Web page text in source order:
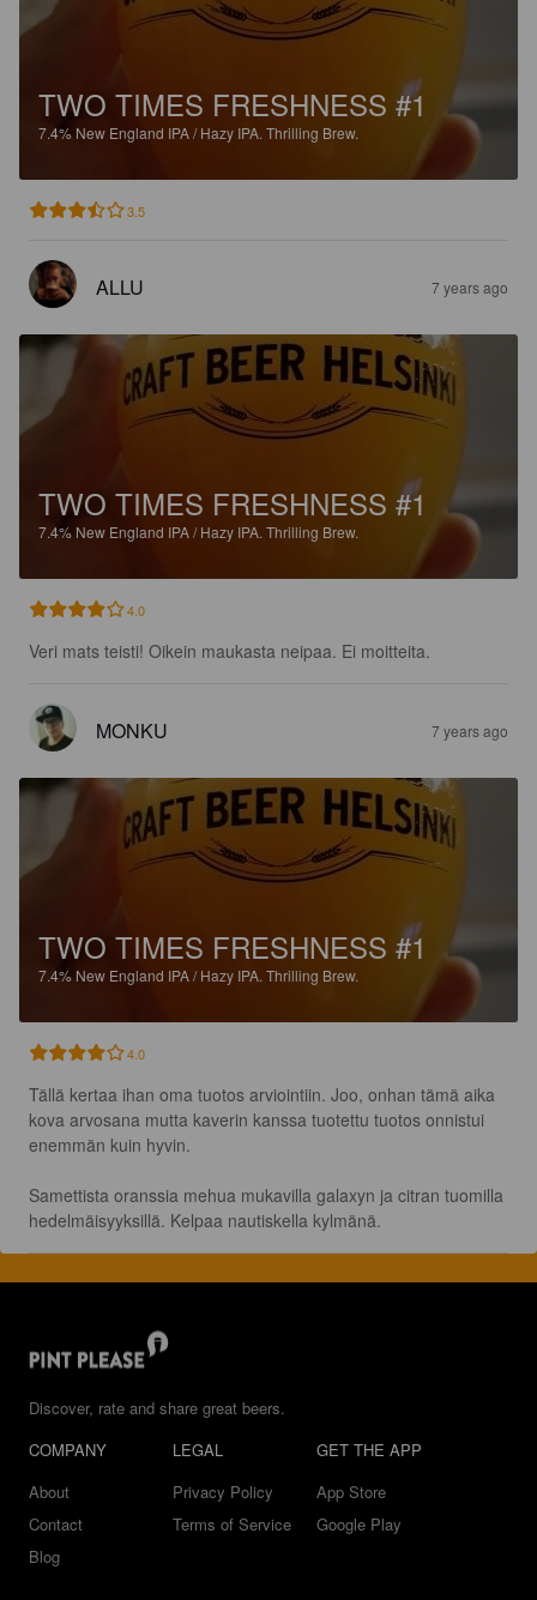
TWO TIMES FRESHNESS #1
7.4% New England IPA / Hazy IPA. Thrilling Brew.
3.5
ALLU 7 years ago
TWO TIMES FRESHNESS #1
7.4% New England IPA / Hazy IPA. Thrilling Brew.
4.0
Veri mats teisti! Oikein maukasta neipaa. Ei moitteita.
MONKU 7 years ago
TWO TIMES FRESHNESS #1
7.4% New England IPA / Hazy IPA. Thrilling Brew.
4.0
Tällä kertaa ihan oma tuotos arviointiin. Joo, onhan tämä aika
kova arvosana mutta kaverin kanssa tuotettu tuotos onnistui
enemmän kuin hyvin.
Samettista oranssia mehua mukavilla galaxyn ja citran tuomilla
hedelmäisyyksillä. Kelpaa nautiskella kylmänä.
Discover, rate and share great beers.
COMPANY
About
Contact
Blog
LEGAL
Privacy Policy
Terms of Service
GET THE APP
App Store
Google Play